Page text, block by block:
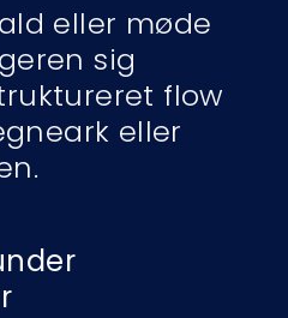
eller møde
sig
flow
eller